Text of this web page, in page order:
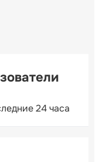
24 часа